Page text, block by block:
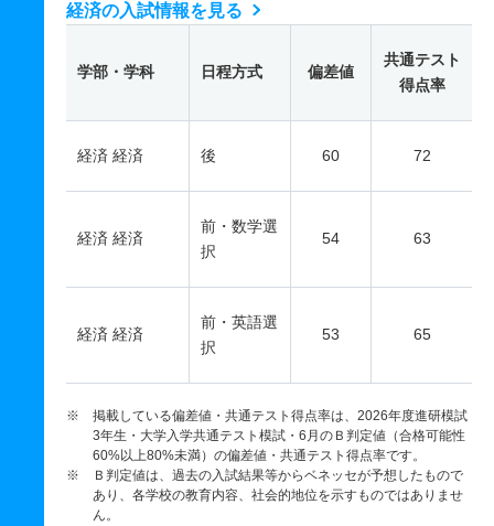
経済の入試情報を見る
学部・学科 日程方式 偏差値
共通テスト
得点率
経済 経済 後 60 72
経済 経済
前・数学選
択
54 63
経済 経済
前・英語選
択
53 65
※ 掲載している偏差値・共通テスト得点率は、2026年度進研模試
3年生・大学入学共通テスト模試・6月のＢ判定値（合格可能性
60%以上80%未満）の偏差値・共通テスト得点率です。
※ Ｂ判定値は、過去の入試結果等からベネッセが予想したもので
あり、各学校の教育内容、社会的地位を示すものではありませ
ん。